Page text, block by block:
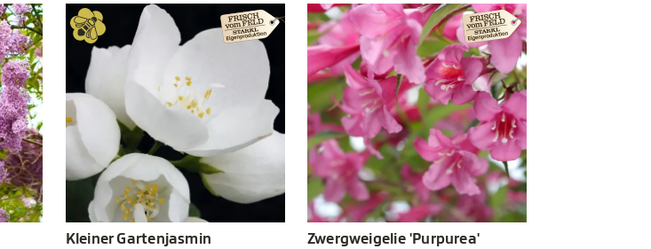
Kleiner Gartenjasmin
Zwergweigelie 'Purpurea'